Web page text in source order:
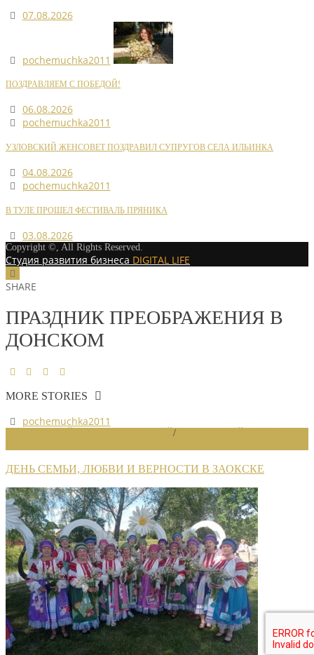
07.08.2026
pochemuchka2011
ПОЗДРАВЛЯЕМ С ПОБЕДОЙ!
06.08.2026
pochemuchka2011
УЗЛОВСКИЙ ЖЕНСОВЕТ ПОЗДРАВИЛ СУПРУГОВ СЕЛА ИЛЬИНКА
04.08.2026
pochemuchka2011
В ТУЛЕ ПРОШЕЛ ФЕСТИВАЛЬ ПРЯНИКА
03.08.2026
Copyright ©, All Rights Reserved.
Студия развития бизнеса DIGITAL LIFE
SHARE
ПРАЗДНИК ПРЕОБРАЖЕНИЯ В
ДОНСКОМ
MORE STORIES
pochemuchka2011
/
ДЕНЬ СЕМЬИ, ЛЮБВИ И ВЕРНОСТИ В ЗАОКСКЕ